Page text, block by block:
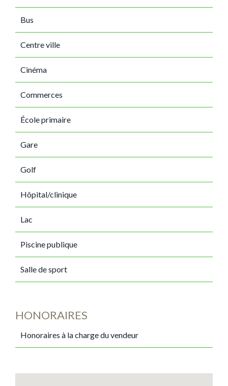
Bus
Centre ville
Cinéma
Commerces
École primaire
Gare
Golf
Hôpital/clinique
Lac
Piscine publique
Salle de sport
HONORAIRES
Honoraires à la charge du vendeur